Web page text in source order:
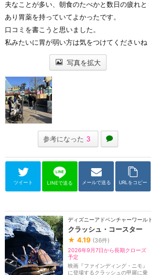
夫なことが多い、朝食のたべかと数日の疲れと
あり胃薬を持っていてよかったです。
口コミを書こうと思いました。
私みたいに胃が弱い方は気をつけてくださいね
写真を拡大
参考になった 3
ツイート LINEで送る メールで送る URLをコピー
ディズニーアドベンチャーワールド
クラッシュ・コースター
★ 4.19 (36件)
2026年9月7日から長期クローズ
予定
映画『ファインディング・ニモ』
に登場するクラッシュの甲羅に乗